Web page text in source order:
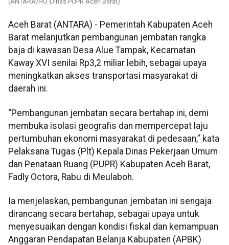
Aceh Barat (ANTARA) - Pemerintah Kabupaten Aceh
Barat melanjutkan pembangunan jembatan rangka
baja di kawasan Desa Alue Tampak, Kecamatan
Kaway XVI senilai Rp3,2 miliar lebih, sebagai upaya
meningkatkan akses transportasi masyarakat di
daerah ini.
“Pembangunan jembatan secara bertahap ini, demi
membuka isolasi geografis dan mempercepat laju
pertumbuhan ekonomi masyarakat di pedesaan,” kata
Pelaksana Tugas (Plt) Kepala Dinas Pekerjaan Umum
dan Penataan Ruang (PUPR) Kabupaten Aceh Barat,
Fadly Octora, Rabu di Meulaboh.
Ia menjelaskan, pembangunan jembatan ini sengaja
dirancang secara bertahap, sebagai upaya untuk
menyesuaikan dengan kondisi fiskal dan kemampuan
Anggaran Pendapatan Belanja Kabupaten (APBK)